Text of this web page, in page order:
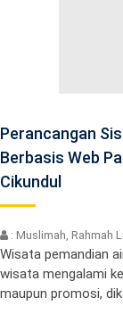
Perancangan
Berbasis Web
Cikundul
: Muslimah, Rahmah
Wisata pemandian
wisata mengalami
maupun promosi,